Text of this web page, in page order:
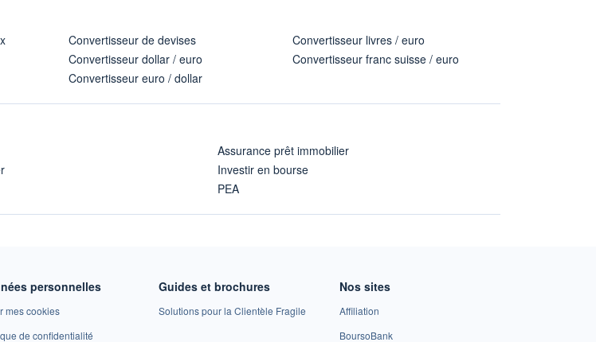
Convertisseur de devises
Convertisseur dollar / euro
Convertisseur euro / dollar
Convertisseur livres / euro
Convertisseur franc suisse / euro
Assurance prêt immobilier
Investir en bourse
PEA
personnelles
mes cookies
de confidentialité
Guides et brochures
Solutions pour la Clientèle Fragile
Nos sites
Affiliation
BoursoBank